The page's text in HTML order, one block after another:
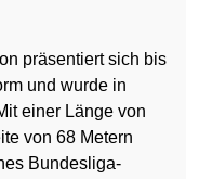
präsentiert sich bis
und wurde in
einer Länge von
von 68 Metern
Bundesliga-